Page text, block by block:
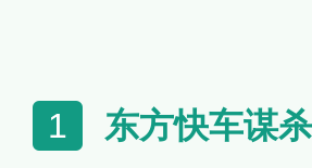
1 东方快车谋